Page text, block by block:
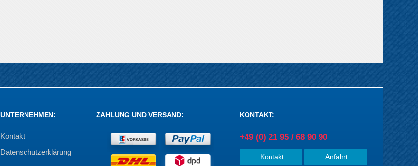
UNTERNEHMEN:
Kontakt
Datenschutzerklärung
ZAHLUNG UND VERSAND: KONTAKT:
+49 (0) 21 95 / 68 90 90
Kontakt Anfahrt